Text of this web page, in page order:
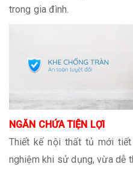
trong gia đình.
NGĂN CHỨA TIỆN LỢI
Thiết kế nội thất tủ mới
nghiệm khi sử dụng, vừa dễ